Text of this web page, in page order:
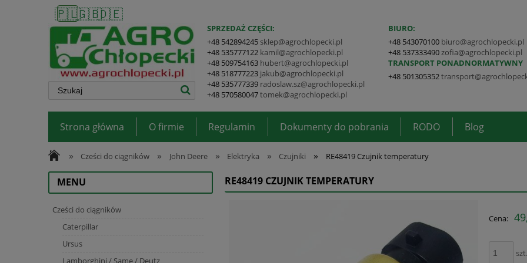
🇵🇱🇬🇧🇩🇪
SPRZEDAŻ CZĘŚCI:
+48 542894245 sklep@agrochlopecki.pl
+48 535777122 kamil@agrochlopecki.pl
+48 509754163 hubert@agrochlopecki.pl
+48 518777223 jakub@agrochlopecki.pl
+48 535777339 radoslaw.sz@agrochlopecki.pl
+48 570580047tomek@agrochlopecki.pl
BIURO:
+48 543070100 biuro@agrochlopecki.pl
+48 537333490 zofia@agrochlopecki.pl
TRANSPORT PONADNORMATYWNY
+48 501305352
Strona główna O firmie Regulamin Dokumenty do pobrania RODO Blog
» Cześci do ciągników » John Deere » Elektryka » Czujniki » RE48419 Czujnik temperatury
MENU
Cześci do ciągników
Caterpillar
Ursus
Lamborghini / Same / Deutz
RE48419 CZUJNIK TEMPERATURY
Cena:
szt.